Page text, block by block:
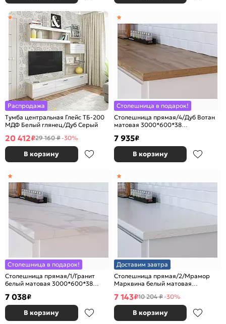
Распродажа
Тумба центральная Глейс ТБ-200
МДФ Белый глянец/Дуб Серый
20 412₽29 160 ₽-30%
В корзину
Столешница в подарок!
Столешница прямая/4/Дуб Вотан
матовая 3000*600*38
7 935₽
В корзину
Столешница в подарок!
Столешница прямая/1/Гранит
белый матовая 3000*600*38
7 038₽
В корзину
Доставим завтра
Столешница прямая/2/Мрамор
Марквина белый матовая
7 143₽10 204 ₽-30%
В корзину